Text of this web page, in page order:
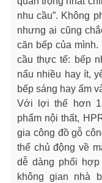
nhu cầu”. Không
nhưng ai cũng
căn bếp của mình.
cầu thực tế: bếp
nấu nhiều hay ít,
bếp sáng hay ấm
Với lợi thế hơn
phẩm nội thất,
gia công đồ gỗ
thể chủ động về
dễ dàng phối
không gian nhà